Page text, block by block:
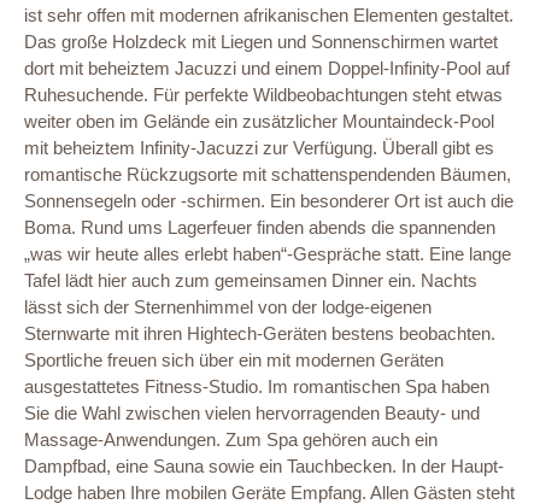
ist sehr offen mit modernen afrikanischen Elementen gestaltet.
Das große Holzdeck mit Liegen und Sonnenschirmen wartet
dort mit beheiztem Jacuzzi und einem Doppel-Infinity-Pool auf
Ruhesuchende. Für perfekte Wildbeobachtungen steht etwas
weiter oben im Gelände ein zusätzlicher Mountaindeck-Pool
mit beheiztem Infinity-Jacuzzi zur Verfügung. Überall gibt es
romantische Rückzugsorte mit schattenspendenden Bäumen,
Sonnensegeln oder -schirmen. Ein besonderer Ort ist auch die
Boma. Rund ums Lagerfeuer finden abends die spannenden
„was wir heute alles erlebt haben“-Gespräche statt. Eine lange
Tafel lädt hier auch zum gemeinsamen Dinner ein. Nachts
lässt sich der Sternenhimmel von der lodge-eigenen
Sternwarte mit ihren Hightech-Geräten bestens beobachten.
Sportliche freuen sich über ein mit modernen Geräten
ausgestattetes Fitness-Studio. Im romantischen Spa haben
Sie die Wahl zwischen vielen hervorragenden Beauty- und
Massage-Anwendungen. Zum Spa gehören auch ein
Dampfbad, eine Sauna sowie ein Tauchbecken. In der Haupt-
Lodge haben Ihre mobilen Geräte Empfang. Allen Gästen steht